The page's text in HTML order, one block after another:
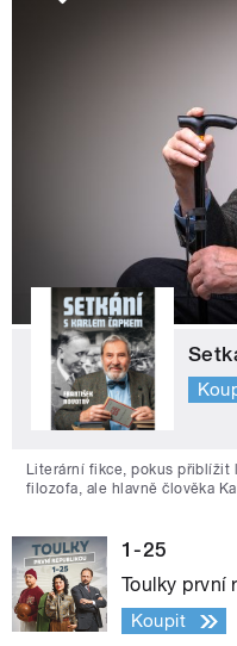
Literární fikce, pokus přiblížit
filozofa, ale hlavně člověka
1-25
Toulky první
Koupit